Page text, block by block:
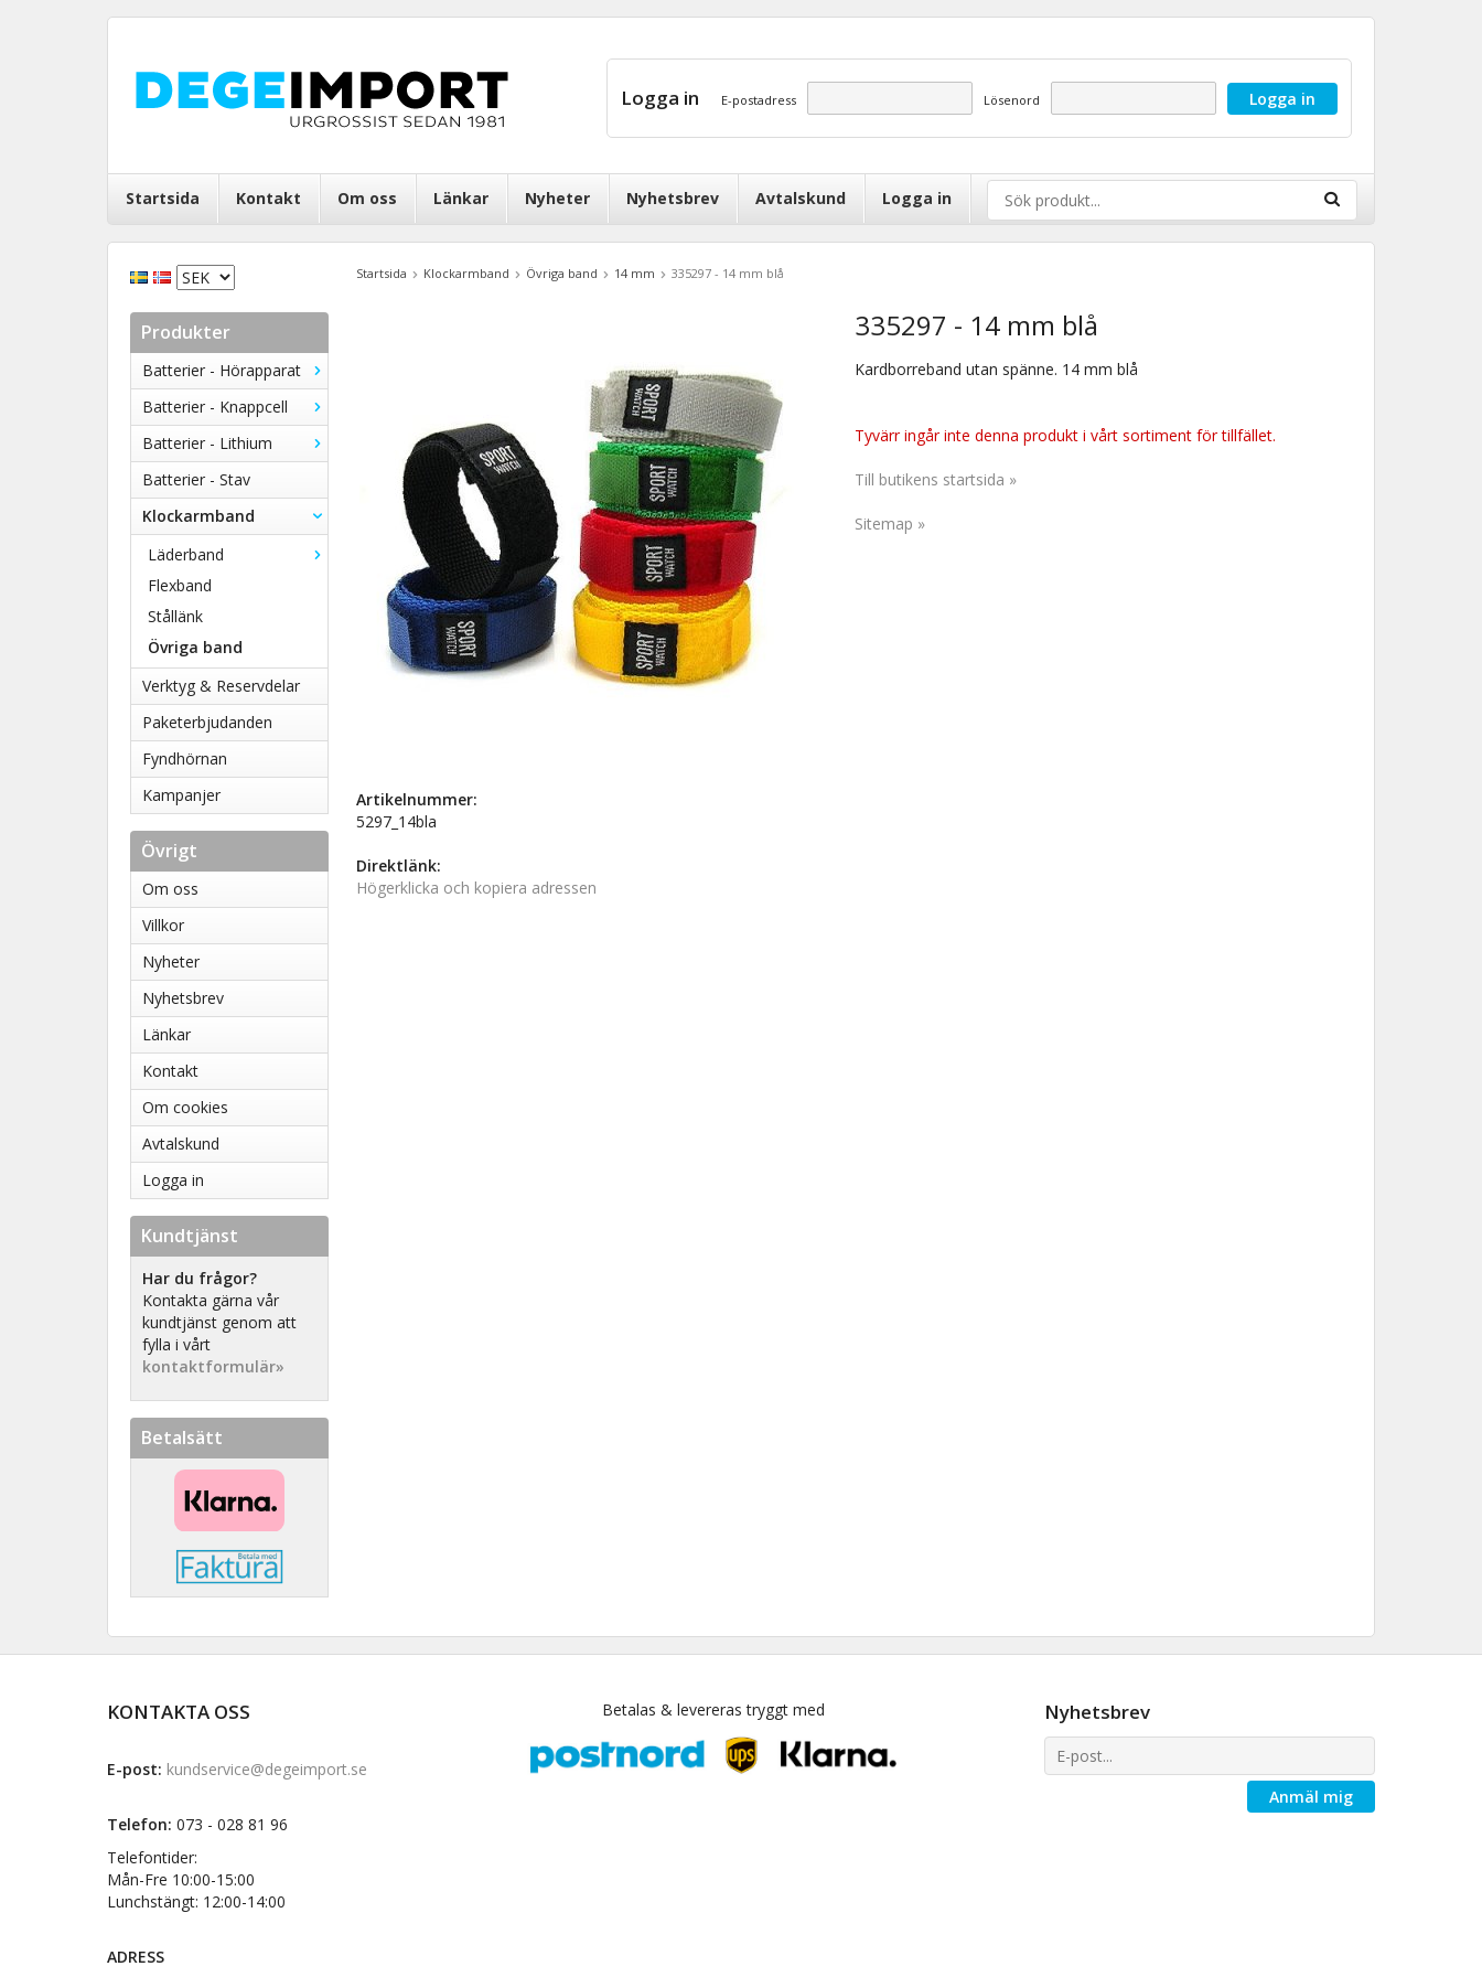
Logga in E-postadress Lösenord
Startsida Kontakt Om oss Länkar Nyheter Nyhetsbrev Avtalskund Logga in
Produkter
Batterier - Hörapparat
Batterier - Knappcell
Batterier - Lithium
Batterier - Stav
Klockarmband
Läderband
Flexband
Stållänk
Övriga band
Verktyg & Reservdelar
Paketerbjudanden
Fyndhörnan
Kampanjer
Övrigt
Om oss
Villkor
Nyheter
Nyhetsbrev
Länkar
Kontakt
Om cookies
Avtalskund
Logga in
Kundtjänst
Har du frågor?
Kontakta gärna vår
kundtjänst genom att
fylla i vårt
kontaktformulär»
Betalsätt
Startsida Klockarmband Övriga band 14 mm 335297 - 14 mm blå
335297 - 14 mm blå
Kardborreband utan spänne. 14 mm blå
Tyvärr ingår inte denna produkt i vårt sortiment för tillfället.
Till butikens startsida »
Sitemap »
Artikelnummer:
5297_14bla
Direktlänk:
Högerklicka och kopiera adressen
KONTAKTA OSS
E-post: kundservice@degeimport.se
Telefon: 073 - 028 81 96
Telefontider:
Mån-Fre 10:00-15:00
Lunchstängt: 12:00-14:00
ADRESS
Nyhetsbrev
Anmäl mig
Betalas & levereras tryggt med